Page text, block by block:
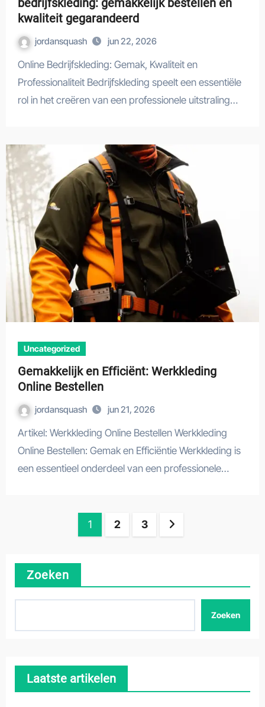
bedrijfskleding: gemakkelijk bestellen en
kwaliteit gegarandeerd
jordansquash jun 22, 2026
Online Bedrijfskleding: Gemak, Kwaliteit en
Professionaliteit Bedrijfskleding speelt een essentiële
rol in het creëren van een professionele uitstraling…
Uncategorized
Gemakkelijk en Efficiënt: Werkkleding
Online Bestellen
jordansquash jun 21, 2026
Artikel: Werkkleding Online Bestellen Werkkleding
Online Bestellen: Gemak en Efficiëntie Werkkleding is
een essentieel onderdeel van een professionele…
1 2 3
Zoeken
Zoeken
Laatste artikelen